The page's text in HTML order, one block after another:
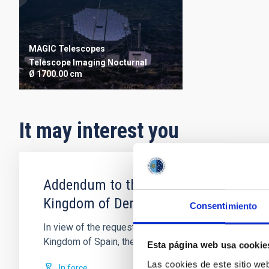
Consentimiento
Esta página web usa
Las cookies de este sitio
MAGIC Telescopes
TelescopeImagingNocturnal
Ø 1700.00 cm
It may interest you
Addendum to the protocol on
Kingdom of Denmark, the United
In view of the request by the Federal Republic of
Kingdom of Spain, the Kingdom